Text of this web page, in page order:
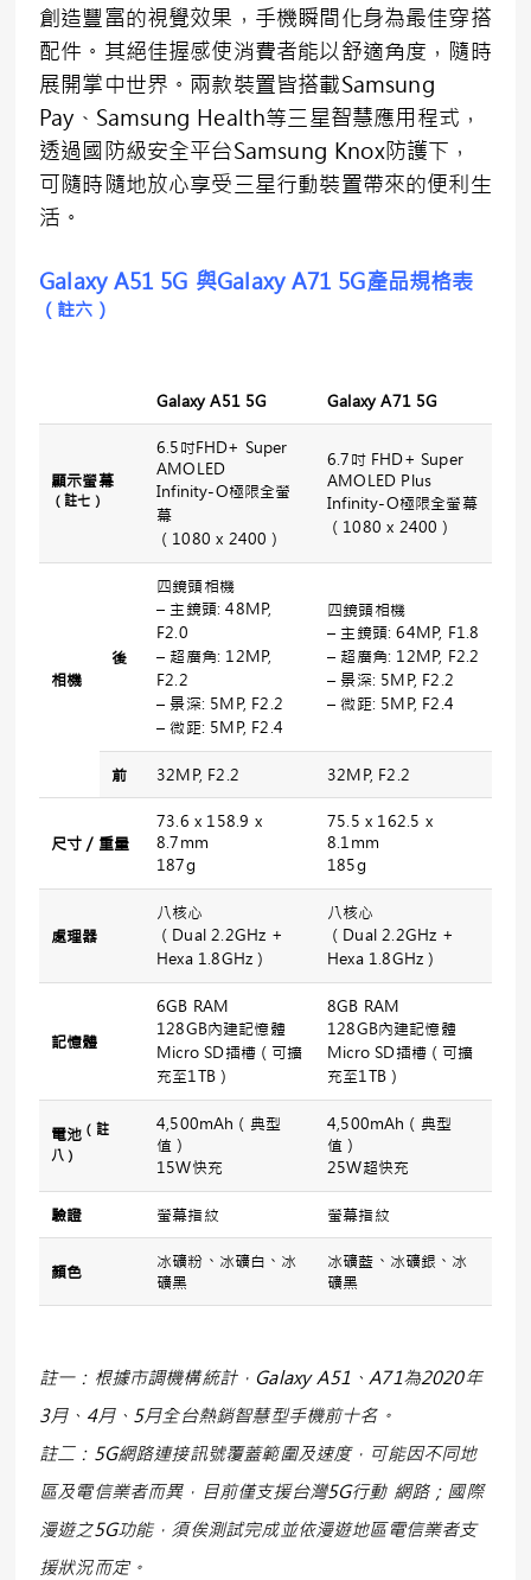
創造豐富的視覺效果，手機瞬間化身為最佳穿搭
配件。其絕佳握感使消費者能以舒適角度，隨時
展開掌中世界。兩款裝置皆搭載Samsung
Pay、Samsung Health等三星智慧應用程式，
透過國防級安全平台Samsung Knox防護下，
可隨時隨地放心享受三星行動裝置帶來的便利生
活。
Galaxy A51 5G 與Galaxy A71 5G產品規格表
（註六）
Galaxy A51 5G Galaxy A71 5G
顯示螢幕
（註七）
6.5吋FHD+ Super
AMOLED
Infinity-O極限全螢
幕
（1080 x 2400）
6.7吋 FHD+ Super
AMOLED Plus
Infinity-O極限全螢幕
（1080 x 2400）
相機
後
四鏡頭相機
– 主鏡頭: 48MP,
F2.0
– 超廣角: 12MP,
F2.2
– 景深: 5MP, F2.2
– 微距: 5MP, F2.4
四鏡頭相機
– 主鏡頭: 64MP, F1.8
– 超廣角: 12MP, F2.2
– 景深: 5MP, F2.2
– 微距: 5MP, F2.4
前 32MP, F2.2 32MP, F2.2
尺寸／重量
73.6 x 158.9 x
8.7mm
187g
75.5 x 162.5 x
8.1mm
185g
處理器
八核心
（Dual 2.2GHz +
Hexa 1.8GHz）
八核心
（Dual 2.2GHz +
Hexa 1.8GHz）
記憶體
6GB RAM
128GB內建記憶體
Micro SD插槽（可擴
充至1TB）
8GB RAM
128GB內建記憶體
Micro SD插槽（可擴
充至1TB）
電池 （註
八）
4,500mAh（典型
值）
15W快充
4,500mAh（典型
值）
25W超快充
驗證 螢幕指紋 螢幕指紋
顏色
冰礦粉、冰礦白、冰
礦黑
冰礦藍、冰礦銀、冰
礦黑
註一：根據市調機構統計，Galaxy A51、A71為2020年
3月、4月、5月全台熱銷智慧型手機前十名。
註二：5G網路連接訊號覆蓋範圍及速度，可能因不同地
區及電信業者而異，目前僅支援台灣5G行動 網路；國際
漫遊之5G功能，須俟測試完成並依漫遊地區電信業者支
援狀況而定。